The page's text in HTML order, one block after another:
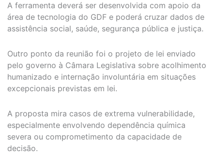
A ferramenta deverá ser desenvolvida com apoio da
área de tecnologia do GDF e poderá cruzar dados de
assistência social, saúde, segurança pública e justiça.
Outro ponto da reunião foi o projeto de lei enviado
pelo governo à Câmara Legislativa sobre acolhimento
humanizado e internação involuntária em situações
excepcionais previstas em lei.
A proposta mira casos de extrema vulnerabilidade,
especialmente envolvendo dependência química
severa ou comprometimento da capacidade de
decisão.